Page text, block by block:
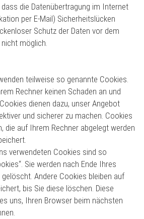
die Datenübertragung im Internet
per E-Mail) Sicherheitslücken
Schutz der Daten vor dem
möglich.
teilweise so genannte Cookies.
Rechner keinen Schaden an und
dienen dazu, unser Angebot
und sicherer zu machen. Cookies
die auf Ihrem Rechner abgelegt werden
verwendeten Cookies sind so
Sie werden nach Ende Ihres
Andere Cookies bleiben auf
bis Sie diese löschen. Diese
uns, Ihren Browser beim nächsten